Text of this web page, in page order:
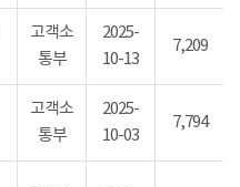
고객소
통부
2025-
10-13
7,209
고객소
통부
2025-
10-03
7,794